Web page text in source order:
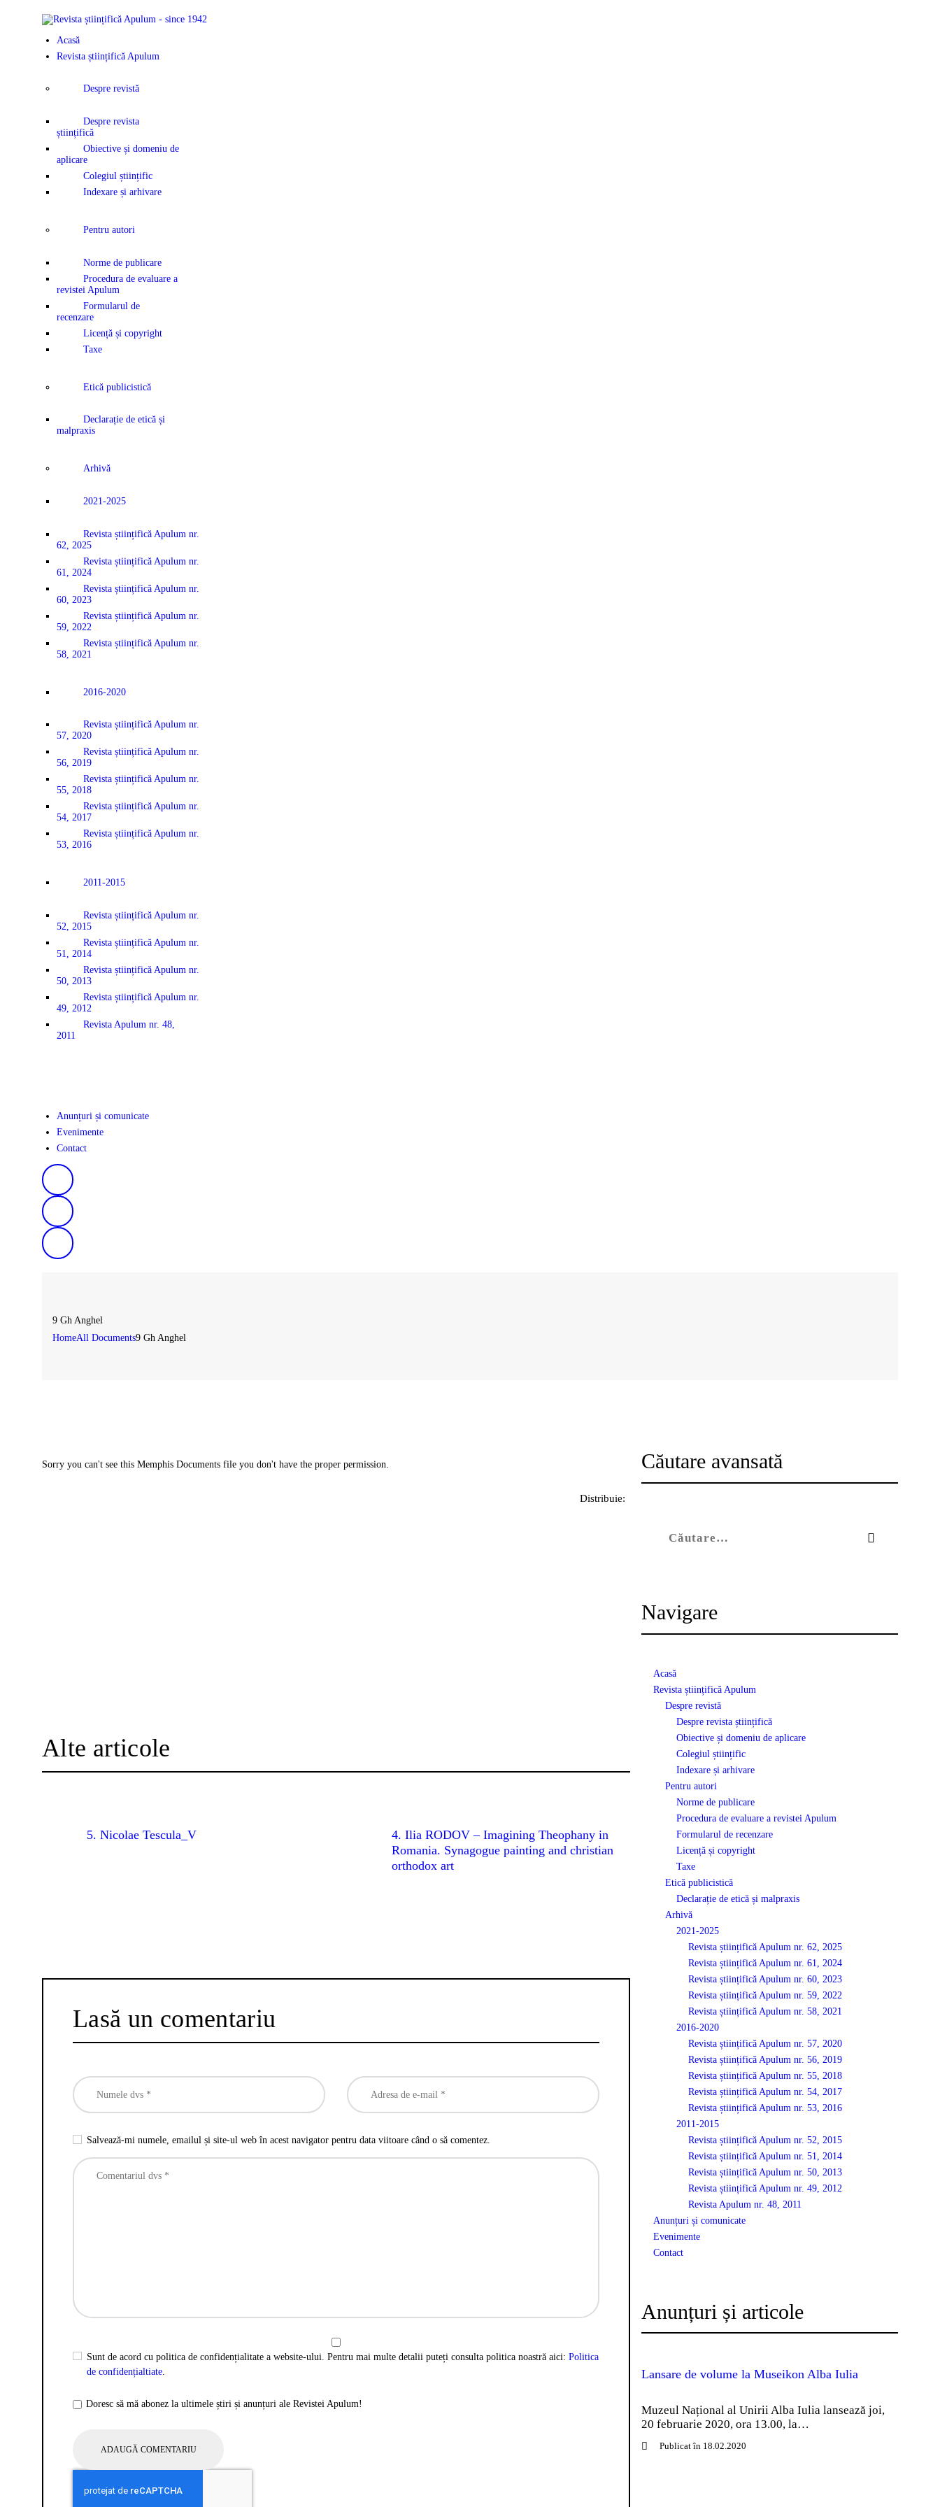
Acasă
Revista științifică Apulum
Despre revistă
Despre revista
științifică
Obiective și domeniu de
aplicare
Colegiul științific
Indexare și arhivare
Pentru autori
Norme de publicare
Procedura de evaluare a
revistei Apulum
Formularul de
recenzare
Licență și copyright
Taxe
Etică publicistică
Declarație de etică și
malpraxis
Arhivă
2021-2025
Revista științifică Apulum nr.
62, 2025
Revista științifică Apulum nr.
61, 2024
Revista științifică Apulum nr.
60, 2023
Revista științifică Apulum nr.
59, 2022
Revista științifică Apulum nr.
58, 2021
2016-2020
Revista științifică Apulum nr.
57, 2020
Revista științifică Apulum nr.
56, 2019
Revista științifică Apulum nr.
55, 2018
Revista științifică Apulum nr.
54, 2017
Revista științifică Apulum nr.
53, 2016
2011-2015
Revista științifică Apulum nr.
52, 2015
Revista științifică Apulum nr.
51, 2014
Revista științifică Apulum nr.
50, 2013
Revista științifică Apulum nr.
49, 2012
Revista Apulum nr. 48,
2011
Anunțuri și comunicate
Evenimente
Contact
9 Gh Anghel
HomeAll Documents9 Gh Anghel
Sorry you can't see this Memphis Documents file you don't have the proper permission.
Distribuie:
Alte articole
5. Nicolae Tescula_V
4. Ilia RODOV – Imagining Theophany in
Romania. Synagogue painting and christian
orthodox art
Lasă un comentariu
Salvează-mi numele, emailul și site-ul web în acest navigator pentru data viitoare când o să comentez.
Sunt de acord cu politica de confidențialitate a website-ului. Pentru mai multe detalii puteți consulta politica noastră aici: Politica
de confidențialtiate.
Doresc să mă abonez la ultimele știri și anunțuri ale Revistei Apulum!
Căutare avansată
Navigare
Acasă
Revista științifică Apulum
Despre revistă
Despre revista științifică
Obiective și domeniu de aplicare
Colegiul științific
Indexare și arhivare
Pentru autori
Norme de publicare
Procedura de evaluare a revistei Apulum
Formularul de recenzare
Licență și copyright
Taxe
Etică publicistică
Declarație de etică și malpraxis
Arhivă
2021-2025
Revista științifică Apulum nr. 62, 2025
Revista științifică Apulum nr. 61, 2024
Revista științifică Apulum nr. 60, 2023
Revista științifică Apulum nr. 59, 2022
Revista științifică Apulum nr. 58, 2021
2016-2020
Revista științifică Apulum nr. 57, 2020
Revista științifică Apulum nr. 56, 2019
Revista științifică Apulum nr. 55, 2018
Revista științifică Apulum nr. 54, 2017
Revista științifică Apulum nr. 53, 2016
2011-2015
Revista științifică Apulum nr. 52, 2015
Revista științifică Apulum nr. 51, 2014
Revista științifică Apulum nr. 50, 2013
Revista științifică Apulum nr. 49, 2012
Revista Apulum nr. 48, 2011
Anunțuri și comunicate
Evenimente
Contact
Anunțuri și articole
Lansare de volume la Museikon Alba Iulia
Muzeul Național al Unirii Alba Iulia lansează joi,
20 februarie 2020, ora 13.00, la…
Publicat în 18.02.2020